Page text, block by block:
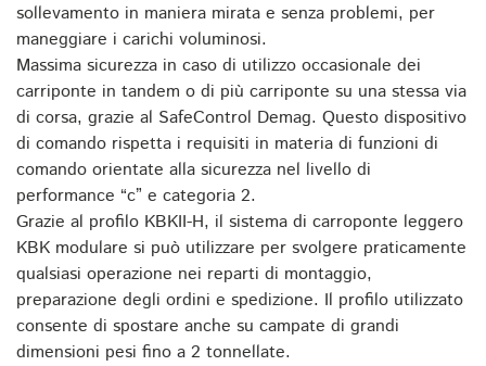
sollevamento in maniera mirata e senza problemi, per
maneggiare i carichi voluminosi.
Massima sicurezza in caso di utilizzo occasionale dei
carriponte in tandem o di più carriponte su una stessa via
di corsa, grazie al SafeControl Demag. Questo dispositivo
di comando rispetta i requisiti in materia di funzioni di
comando orientate alla sicurezza nel livello di
performance “c” e categoria 2.
Grazie al profilo KBKII-H, il sistema di carroponte leggero
KBK modulare si può utilizzare per svolgere praticamente
qualsiasi operazione nei reparti di montaggio,
preparazione degli ordini e spedizione. Il profilo utilizzato
consente di spostare anche su campate di grandi
dimensioni pesi fino a 2 tonnellate.